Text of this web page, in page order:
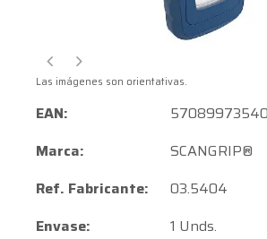
Las imágenes son orientativas.
EAN:
Marca:
SCANGRIP®
Ref. Fabricante:
03.5404
Envase:
1 Unds.